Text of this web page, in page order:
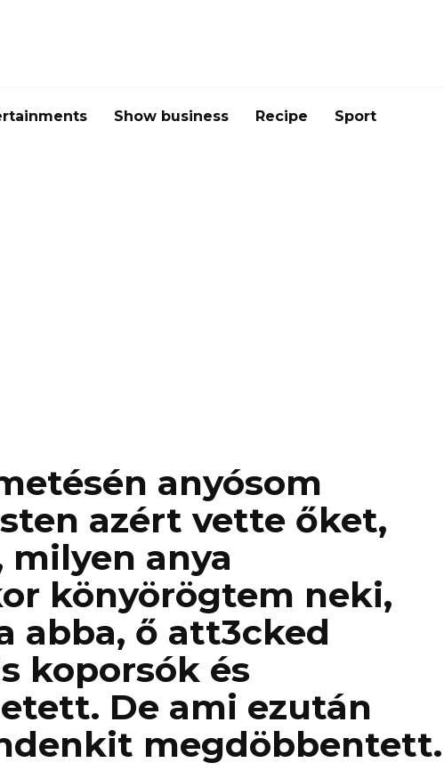
Show business Recipe Sport
anyósom
azért vette őket,
anya
könyörögtem neki,
abba, ő att3cked
koporsók és
De ami ezután
megdöbbentett.